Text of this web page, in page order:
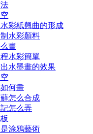
彩紙翹曲的形成
水彩顏料
畫
水彩簡單
水墨畫的效果
何畫
怎么合成
怎么弄
涂鴉藝術